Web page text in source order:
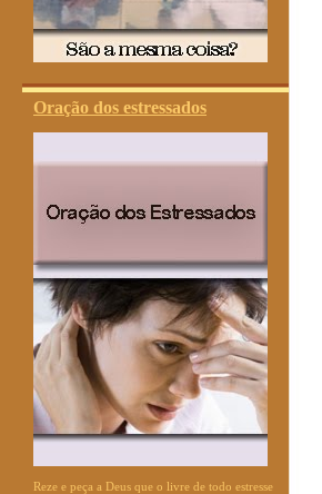
Oração dos estressados
Reze e peça a Deus que o livre de todo estresse